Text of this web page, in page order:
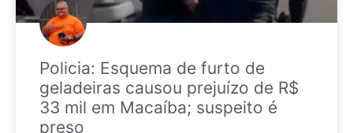
Policia: Esquema de furto de
geladeiras causou prejuízo de R$
33 mil em Macaíba; suspeito é
preso